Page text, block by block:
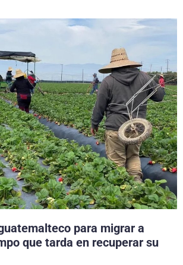
para migrar a
que tarda en recuperar su